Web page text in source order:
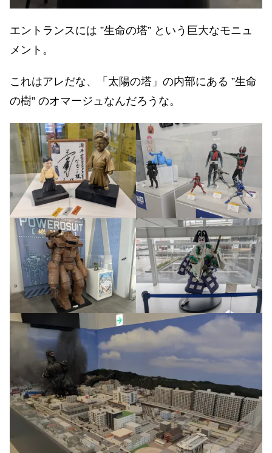
エントランスには ”生命の塔” という巨大なモニュ
メント。
これはアレだな、「太陽の塔」の内部にある ”生命
の樹” のオマージュなんだろうな。